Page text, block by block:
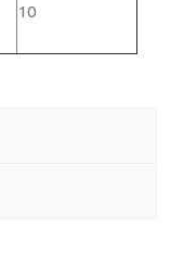
10